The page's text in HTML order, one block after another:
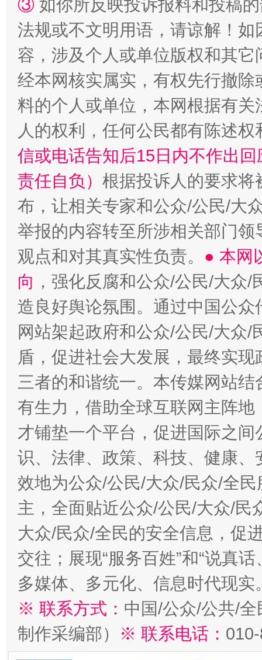
③ 如你所反映投诉报料和投稿
法规或不文明用语，请谅解！
容，涉及个人或单位版权和其它
经本网核实属实，有权先行撤
料的个人或单位，本网根据有
人的权利，任何公民都有陈述
信或电话告知后15日内不作出
责任自负） 根据投诉人的要求将
布，让相关专家和公众/公民/大
举报的内容转至所涉相关部门
观点和对其真实性负责。 ● 本网
向 ，强化反腐和公众/公民/大众
造良好舆论氛围。通过中国公
网站架起政府和公众/公民/大众
盾，促进社会大发展，最终实
三者的和谐统一。本传媒网站
有生力，借助全球互联网主阵
才铺垫一个平台，促进国际之
识、法律、政策、科技、健康
效地为公众/公民/大众/民众/全
主，全面贴近公众/公民/大众/民
大众/民众/全民的安全信息，促
交往；展现“服务百姓”和“说真
多媒体、多元化、信息时代现实
※ 联系方式： 中国/公众/公共/
制作采编部）
※ 联系电话：